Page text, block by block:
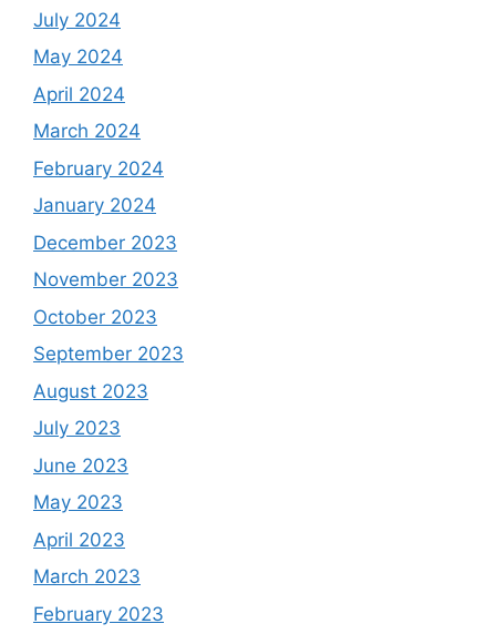
July 2024
May 2024
April 2024
March 2024
February 2024
January 2024
December 2023
November 2023
October 2023
September 2023
August 2023
July 2023
June 2023
May 2023
April 2023
March 2023
February 2023